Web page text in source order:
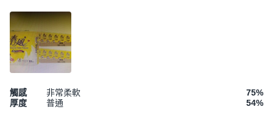
觸感 非常柔軟 75%
厚度
普通 54%